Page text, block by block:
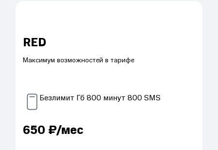
RED
Максимум возможностей в тарифе
Безлимит Гб 800 минут 800SMS
650 ₽/мес